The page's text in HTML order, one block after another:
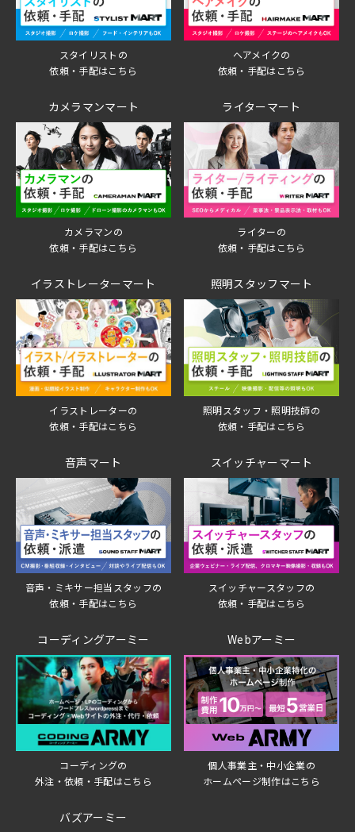
スタイリストの
依頼・手配はこちら
ヘアメイクの
依頼・手配はこちら
カメラマンマート
カメラマンの
依頼・手配はこちら
ライターマート
ライターの
依頼・手配はこちら
イラストレーターマート
イラストレーターの
依頼・手配はこちら
照明スタッフマート
照明スタッフ・照明技師の
依頼・手配はこちら
音声マート
音声・ミキサー担当スタッフの
依頼・手配はこちら
スイッチャーマート
スイッチャースタッフの
依頼・手配はこちら
コーディングアーミー
コーディングの
外注・依頼・手配はこちら
Webアーミー
個人事業主・中小企業の
ホームページ制作はこちら
バズアーミー